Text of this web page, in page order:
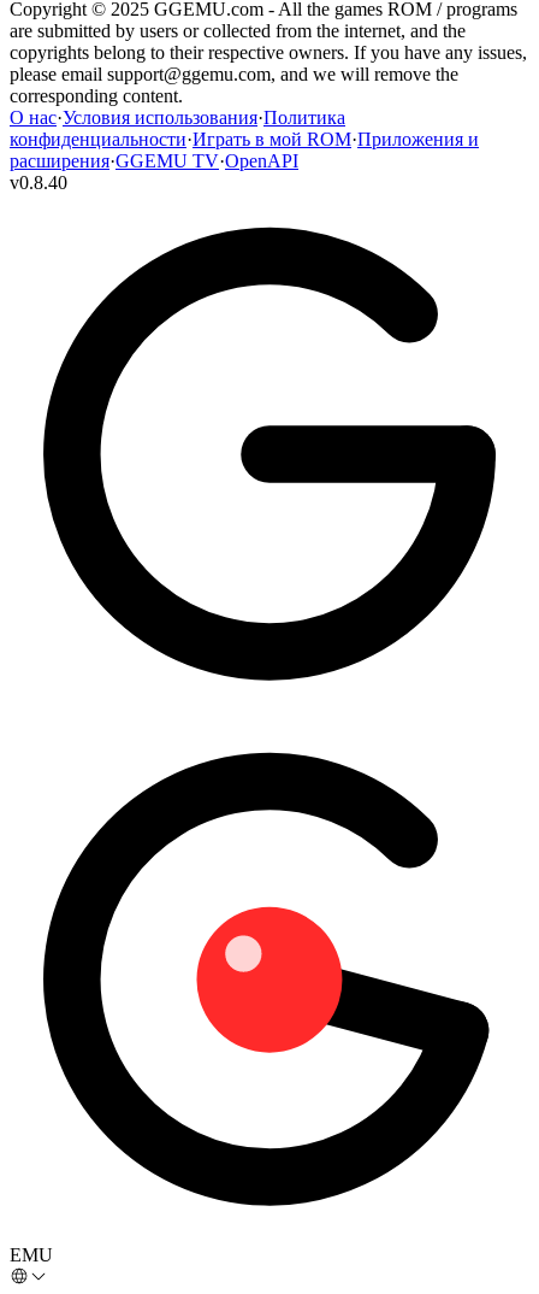
Copyright © 2025 GGEMU.com - All the games ROM / programs
are submitted by users or collected from the internet, and the
copyrights belong to their respective owners. If you have any issues,
please email support@ggemu.com, and we will remove the
corresponding content.
О нас·Условия использования·Политика
конфиденциальности·Играть в мой ROM·Приложения и
расширения·GGEMU TV·OpenAPI
v0.8.40
EMU